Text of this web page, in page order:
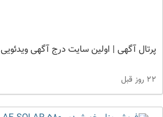
پرتال آگهی | اولین سایت درج آگهی ویدئویی
22 روز قبل